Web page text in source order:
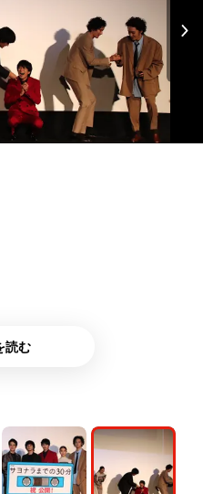
読む